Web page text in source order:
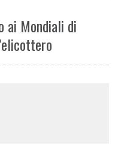
ai Mondiali di